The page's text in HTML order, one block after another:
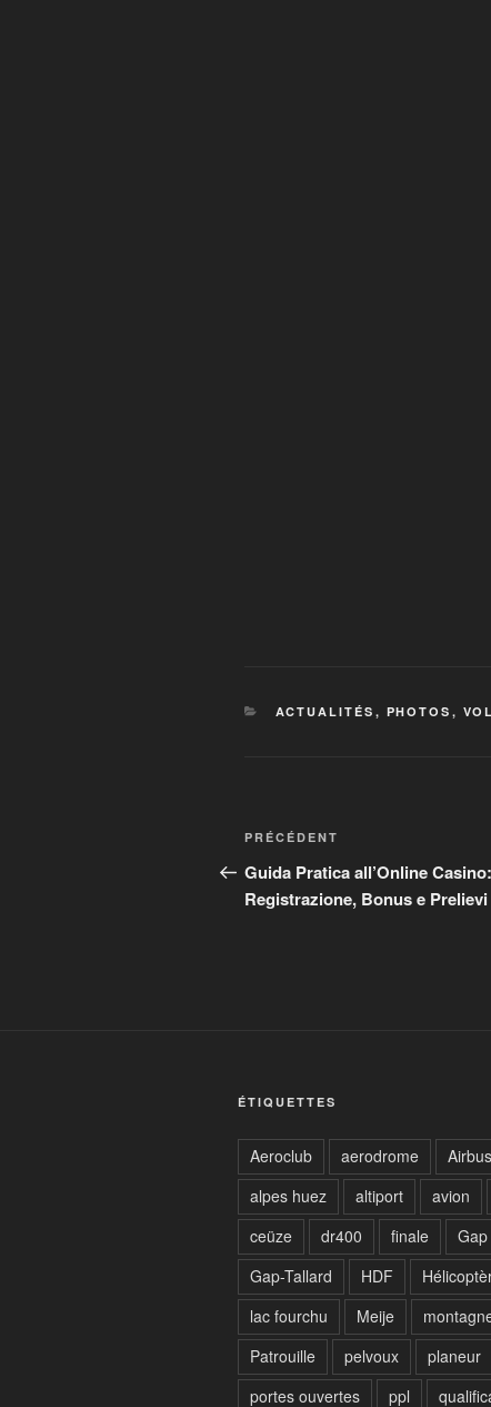
CATÉGORIES
ACTUALITÉS , PHOTOS ,
Navigation
de
l’article
Article
précédent
PRÉCÉDENT
Guida Pratica all’Online Casino:
Registrazione, Bonus e
ÉTIQUETTES
Aeroclub aerodrome
Airbus
alpes huez
altiport avion
ceüze
dr400 finale
Gap
Gap-Tallard
HDF
lac fourchu
Meije
Patrouille
pelvoux
planeur
portes ouvertes
ppl